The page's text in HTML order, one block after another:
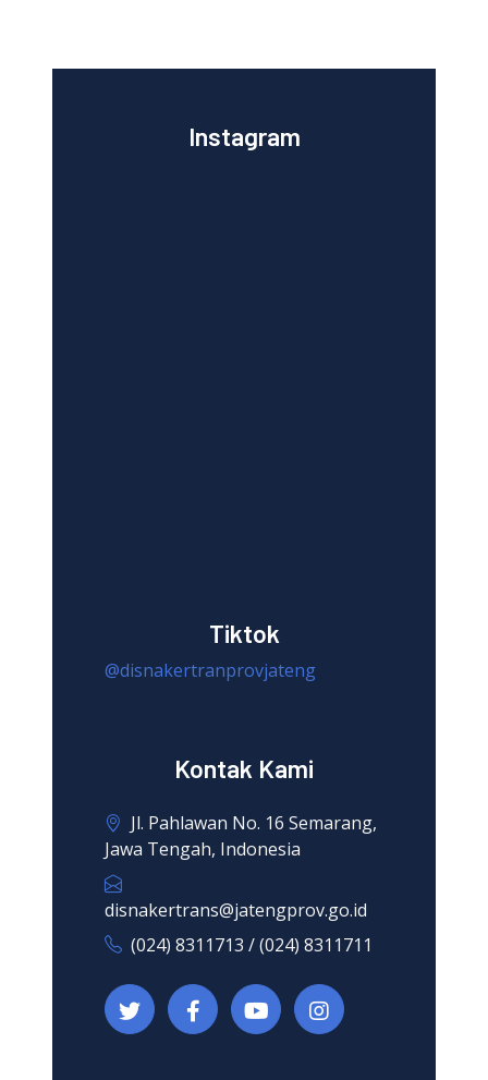
Instagram
Tiktok
@disnakertranprovjateng
Kontak Kami
Jl. Pahlawan No. 16 Semarang,
Jawa Tengah, Indonesia
disnakertrans@jatengprov.go.id
(024) 8311713 / (024) 8311711